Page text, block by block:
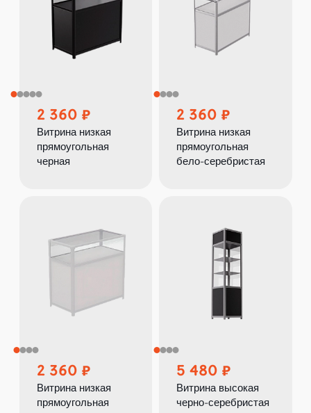
2 360
Витрина низкая
прямоугольная
черная
2 360
Витрина низкая
прямоугольная
бело-серебристая
2 360
Витрина низкая
прямоугольная
5 480
Витрина высокая
черно-серебристая